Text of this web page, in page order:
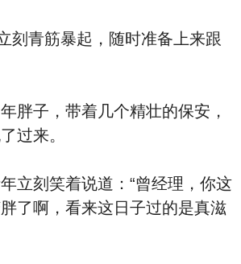
刻青筋暴起，随时准备上来跟
胖子，带着几个精壮的保安，
过来。
立刻笑着说道：“曾经理，你这
了啊，看来这日子过的是真滋